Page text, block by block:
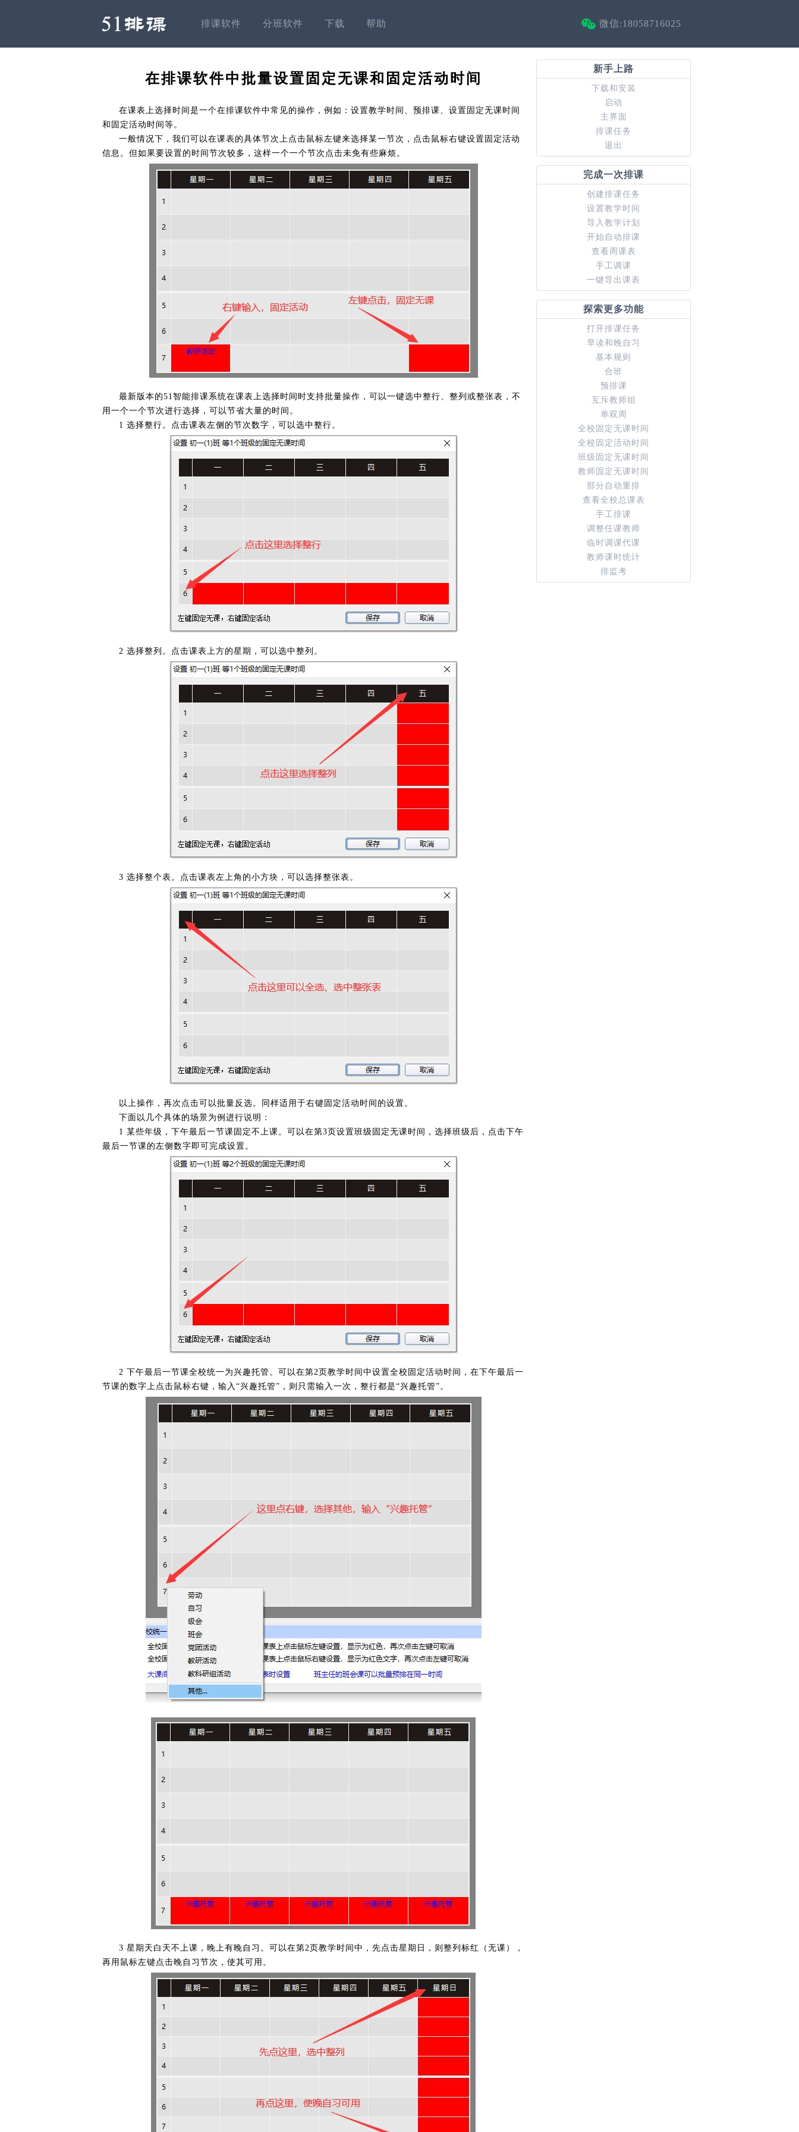
排课软件 分班软件 下载 帮助 微信:18058716025
在排课软件中批量设置固定无课和固定活动时间
在课表上选择时间是一个在排课软件中常见的操作，例如：设置教学时间、预排课、设置固定无课时间
和固定活动时间等。
一般情况下，我们可以在课表的具体节次上点击鼠标左键来选择某一节次，点击鼠标右键设置固定活动
信息。但如果要设置的时间节次较多，这样一个一个节次点击未免有些麻烦。
最新版本的51智能排课系统在课表上选择时间时支持批量操作，可以一键选中整行、整列或整张表，不
用一个一个节次进行选择，可以节省大量的时间。
1 选择整行。点击课表左侧的节次数字，可以选中整行。
2 选择整列。点击课表上方的星期，可以选中整列。
3 选择整个表。点击课表左上角的小方块，可以选择整张表。
以上操作，再次点击可以批量反选。同样适用于右键固定活动时间的设置。
下面以几个具体的场景为例进行说明：
1 某些年级，下午最后一节课固定不上课。可以在第3页设置班级固定无课时间，选择班级后，点击下午
最后一节课的左侧数字即可完成设置。
2 下午最后一节课全校统一为兴趣托管。可以在第2页教学时间中设置全校固定活动时间，在下午最后一
节课的数字上点击鼠标右键，输入“兴趣托管”，则只需输入一次，整行都是“兴趣托管”。
3 星期天白天不上课，晚上有晚自习。可以在第2页教学时间中，先点击星期日，则整列标红（无课），
再用鼠标左键点击晚自习节次，使其可用。
新手上路
下载和安装
启动
主界面
排课任务
退出
完成一次排课
创建排课任务
设置教学时间
导入教学计划
开始自动排课
查看周课表
手工调课
一键导出课表
探索更多功能
打开排课任务
早读和晚自习
基本规则
合班
预排课
互斥教师组
单双周
全校固定无课时间
全校固定活动时间
班级固定无课时间
教师固定无课时间
部分自动重排
查看全校总课表
手工排课
调整任课教师
临时调课代课
教师课时统计
排监考